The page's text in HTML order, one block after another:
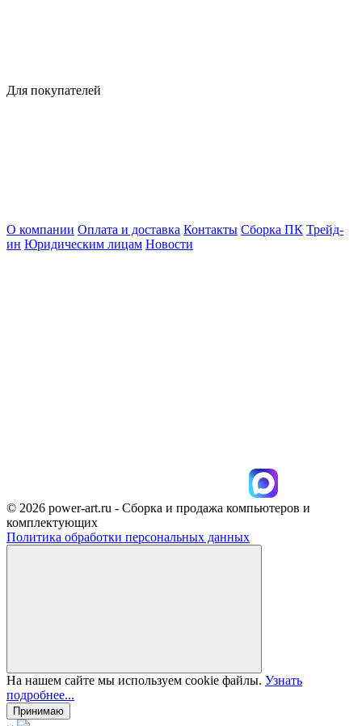
Для покупателей
О компании Оплата и доставка Контакты Сборка ПК Трейд-
ин Юридическим лицам Новости
© 2026 power-art.ru - Сборка и продажа компьютеров и
комплектующих
Политика обработки персональных данных
На нашем сайте мы используем cookie файлы. Узнать
подробнее...
Принимаю